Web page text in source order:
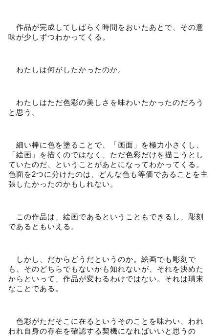
作品が完成してしばらく時間をおいたあとで、その意
味が少しずつわかってくる。
わたしは何がしたかったのか。
わたしはただ色彩の美しさを味わいたかったのだろう
と思う。
細い棒に色を塗ることで、「画面」を極力小さくし、
「絵画」を描くのではなく、ただ色彩だけを描こうとし
ていたのだ、ということがあとになってわかってくる。
色面を2つに分けたのは、どんな色も等価であることを主
張したかったのかもしれない。
この作品は、絵画であるということもできるし、彫刻
であるともいえる。
しかし、だからどうだというのか。絵画でも彫刻で
も、そのどちらでもないかも知れないが、それを決めた
からといって、作品が変わるわけではない。それは瑣末
なことである。
色彩がただそこに在るというそのことを味わい、われ
われ自身の存在を確認する契機になればいいと思うの